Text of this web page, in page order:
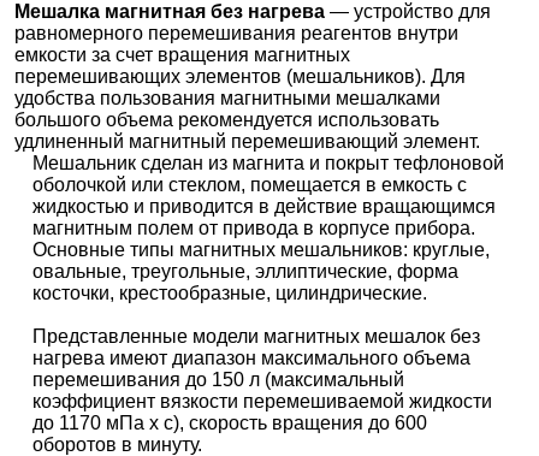
Мешалка магнитная без нагрева — устройство для
равномерного перемешивания реагентов внутри
емкости за счет вращения магнитных
перемешивающих элементов (мешальников). Для
удобства пользования магнитными мешалками
большого объема рекомендуется использовать
удлиненный магнитный перемешивающий элемент.
Мешальник сделан из магнита и покрыт тефлоновой
оболочкой или стеклом, помещается в емкость с
жидкостью и приводится в действие вращающимся
магнитным полем от привода в корпусе прибора.
Основные типы магнитных мешальников: круглые,
овальные, треугольные, эллиптические, форма
косточки, крестообразные, цилиндрические.
Представленные модели магнитных мешалок без
нагрева имеют диапазон максимального объема
перемешивания до 150 л (максимальный
коэффициент вязкости перемешиваемой жидкости
до 1170 мПa x с), скорость вращения до 600
оборотов в минуту.